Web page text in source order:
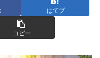
はてブ
コピー